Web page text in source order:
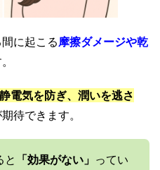
に起こる摩擦ダメージや乾
静電気を防ぎ、潤いを逃さ
待できます。
と 「効果がない」 ってい